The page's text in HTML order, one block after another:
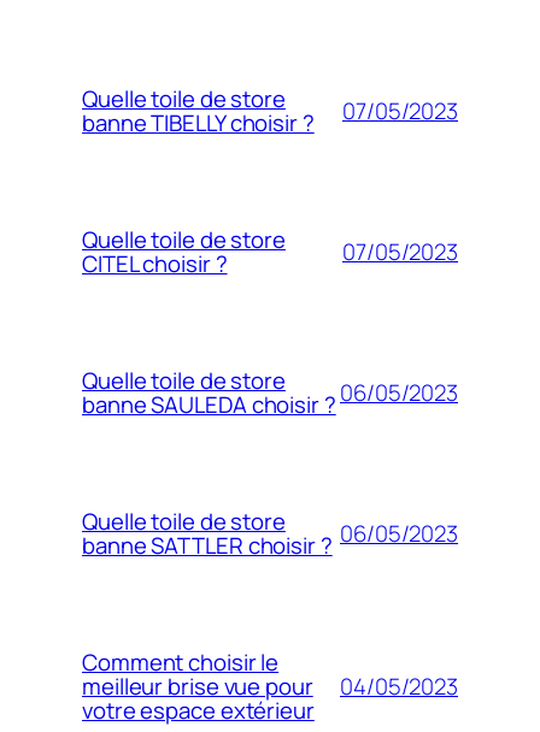
Quelle toile de store
banne TIBELLY choisir ? 07/05/2023
Quelle toile de store
CITEL choisir ? 07/05/2023
Quelle toile de store
banne SAULEDA choisir ?06/05/2023
Quelle toile de store
banne SATTLER choisir ? 06/05/2023
Comment choisir le
meilleur brise vue pour
votre espace extérieur
04/05/2023